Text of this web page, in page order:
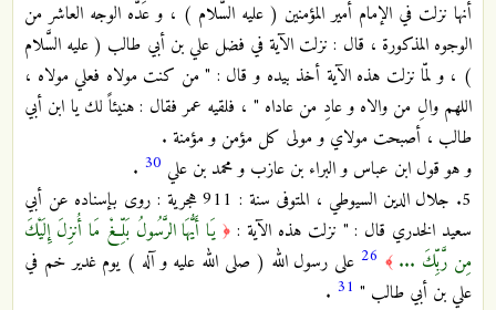
أنها نزلت في الإمام أمير المؤمنين ( عليه السَّلام ) ، و عَدَّه الوجه العاشر من
الوجوه المذكورة ، قال : نزلت الآية في فضل علي بن أبي طالب ( عليه السَّلام
) ، و لمّا نزلت هذه الآية أخذ بيده و قال : " من كنت مولاه فعلي مولاه ،
اللهم والِ من والاه و عادِ من عاداه " ، فلقيه عمر فقال : هنيئاً لك يا ابن أبي
طالب ، أصبحت مولاي و مولى كل مؤمن و مؤمنة .
و هو قول ابن عباس و البراء بن عازب و محمد بن علي 30
.
5. جلال الدين السيوطي ، المتوفى سنة : 911 هجرية : روى بإسناده عن أبي
سعيد الخدري قال : " نزلت هذه الآية : ﴿ يَا أَيُّهَا الرَّسُولُ بَلِّغْ مَا أُنزِلَ إِلَيْكَ
مِن رَّبِّكَ ... ﴾ 26 على رسول الله ( صلى الله عليه و آله ) يوم غدير خم في
علي بن أبي طالب " 31
.